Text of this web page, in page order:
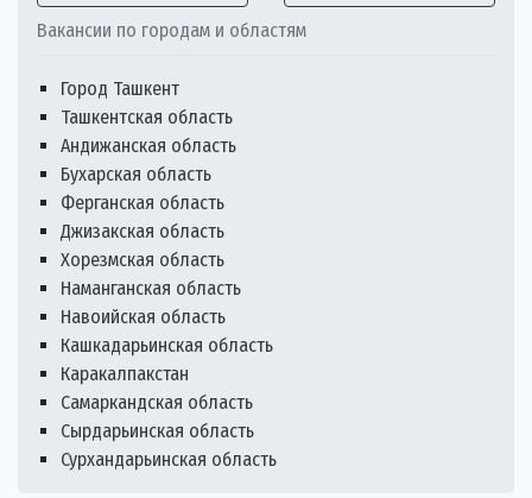
Вакансии по городам и областям
Город Ташкент
Ташкентская область
Андижанская область
Бухарская область
Ферганская область
Джизакская область
Хорезмская область
Наманганская область
Навоийская область
Кашкадарьинская область
Каракалпакстан
Самаркандская область
Сырдарьинская область
Сурхандарьинская область